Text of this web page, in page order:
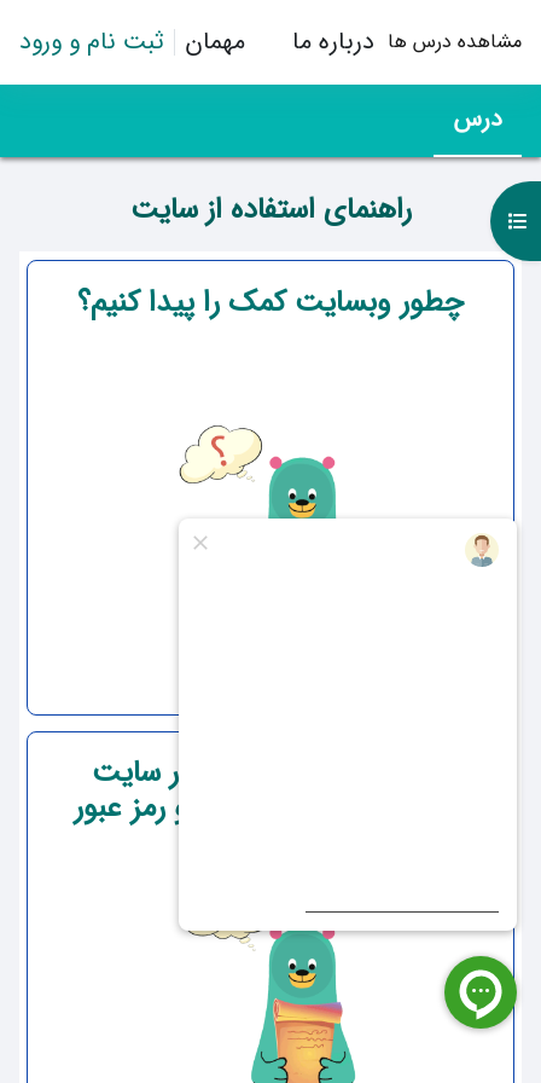
مشاهده درس ها درباره ما مهمان ثبت نام و ورود
درس
راهنمای استفاده از سایتباز کردن فهرست درس
طرح موضوعی
چطور وبسایت کمک را پیدا کنیم؟
قسمت اوّل : ثبت نام در سایت
بدون داشتن نام کاربری و رمز عبور